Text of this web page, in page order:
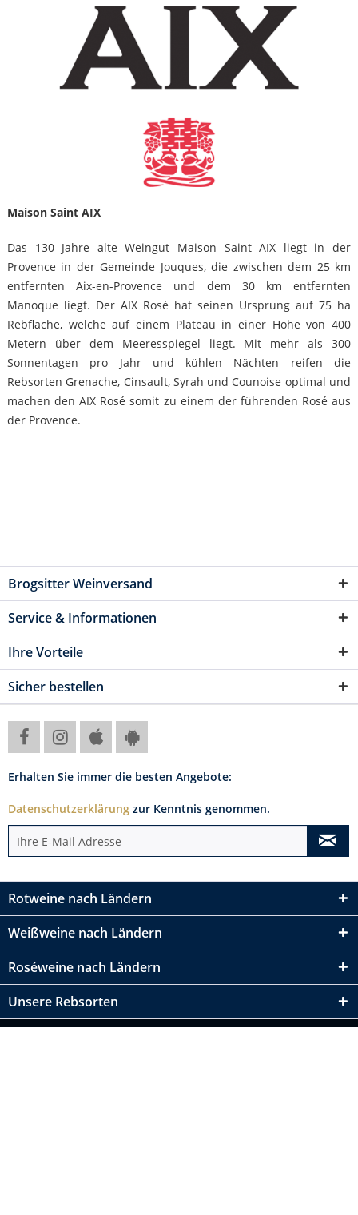
Maison Saint AIX
Das 130 Jahre alte Weingut Maison Saint AIX liegt in der
Provence in der Gemeinde Jouques, die zwischen dem 25 km
entfernten Aix-en-Provence und dem 30 km entfernten
Manoque liegt. Der AIX Rosé hat seinen Ursprung auf 75 ha
Rebfläche, welche auf einem Plateau in einer Höhe von 400
Metern über dem Meeresspiegel liegt. Mit mehr als 300
Sonnentagen pro Jahr und kühlen Nächten reifen die
Rebsorten Grenache, Cinsault, Syrah und Counoise optimal und
machen den AIX Rosé somit zu einem der führenden Rosé aus
der Provence.
Brogsitter Weinversand
Service & Informationen
Ihre Vorteile
Sicher bestellen
Erhalten Sie immer die besten Angebote:
Datenschutzerklärung zur Kenntnis genommen.
Rotweine nach Ländern
Weißweine nach Ländern
Roséweine nach Ländern
Unsere Rebsorten